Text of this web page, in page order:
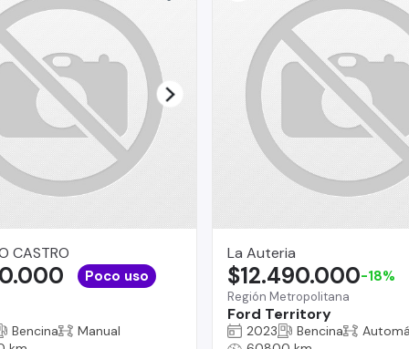
CASTRO
Poco uso
Bencina
Manual
La Auteria
Región Metropolitana
Ford Territory
$12.490.000-18%
2023 Bencina